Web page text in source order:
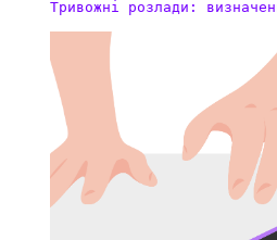
Тривожні розлади: